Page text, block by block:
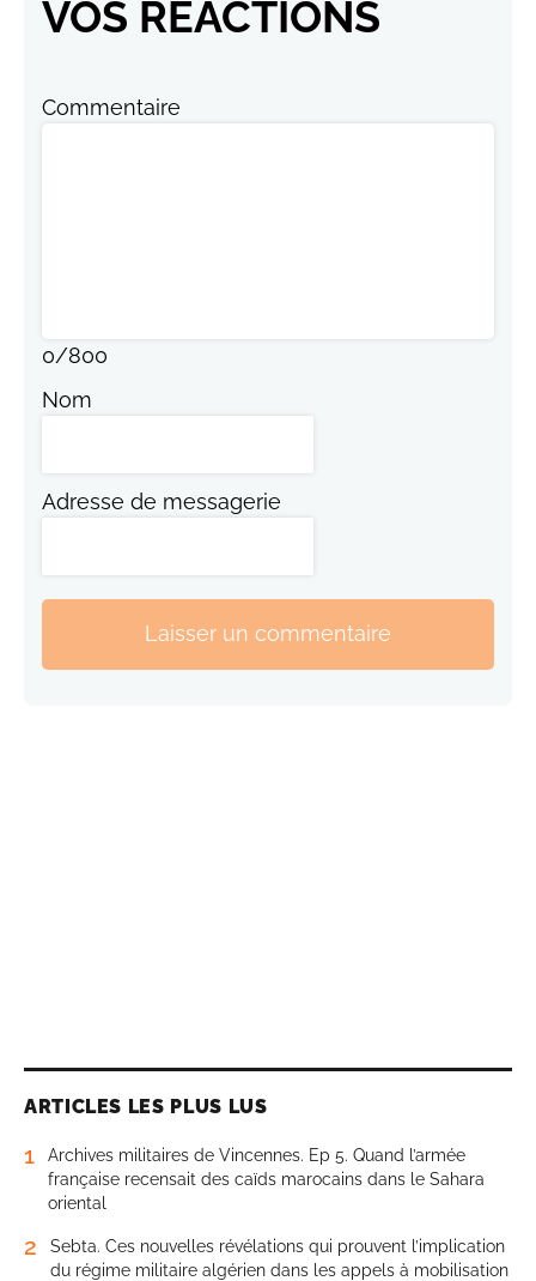
VOS RÉACTIONS
Commentaire
0/800
Nom
Adresse de messagerie
Laisser un commentaire
ARTICLES LES PLUS LUS
1
Archives militaires de Vincennes. Ep 5. Quand l’armée
française recensait des caïds marocains dans le Sahara
oriental
2
Sebta. Ces nouvelles révélations qui prouvent l’implication
du régime militaire algérien dans les appels à mobilisation